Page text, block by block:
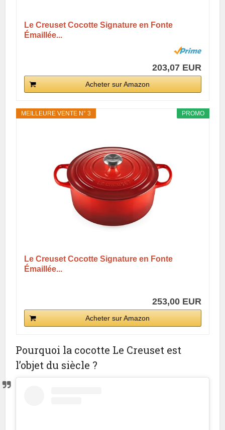
Le Creuset Cocotte Signature en Fonte
Émaillée...
203,07 EUR
Acheter sur Amazon
PROMO
MEILLEURE VENTE N° 3
Le Creuset Cocotte Signature en Fonte
Émaillée...
253,00 EUR
Acheter sur Amazon
Pourquoi la cocotte Le Creuset est
l’objet du siècle ?